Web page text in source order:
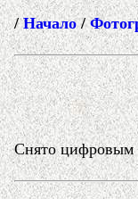
/Начало/
Снято цифровым